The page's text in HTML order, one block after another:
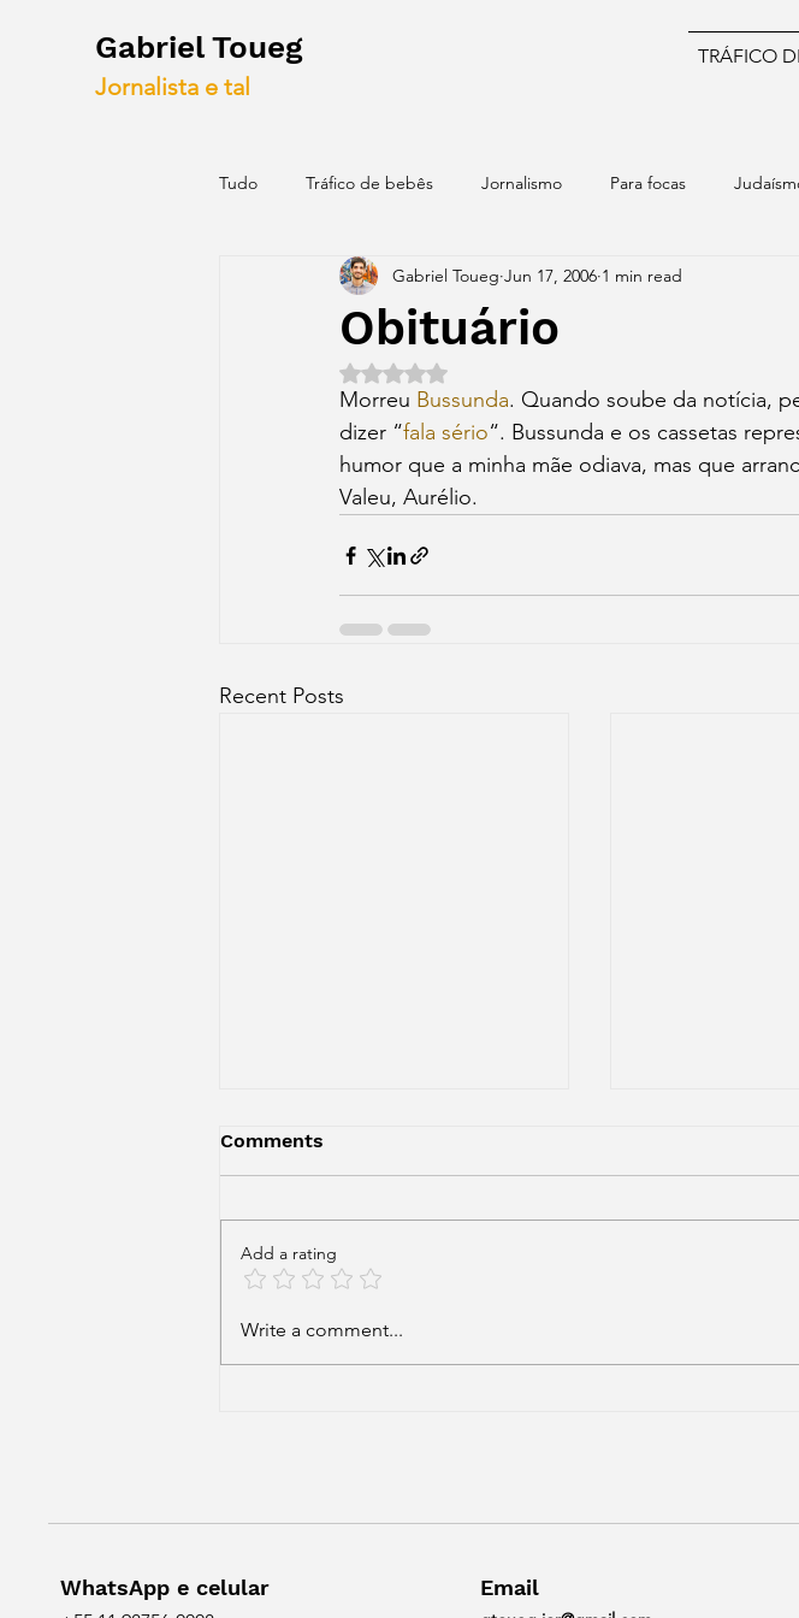
Gabriel Toueg
Jornalista e tal
TRÁFICO
Tudo Tráfico de bebês Jornalismo Para focas
Blogs antigos Mapas Idiomas Numismática
Obituário
Gabriel Toueg Jun 17, 2006 1 min read
Rated NaN out of 5 stars.
Morreu Bussunda. Quando soube da notícia,
dizer “fala sério“. Bussunda e os cassetas
humor que a minha mãe odiava, mas que
Valeu, Aurélio.
Recent Posts
Comments
Add a rating
Write a comment...
WhatsApp e celular Email